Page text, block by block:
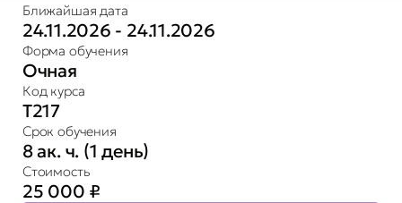
Ближайшая дата
24.11.2026 - 24.11.2026
Форма обучения
Очная
Код курса
Т217
Срок обучения
8 ак. ч. (1 день)
Стоимость
25 000 ₽